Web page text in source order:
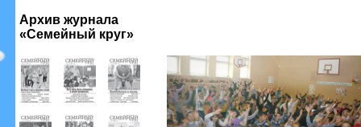
Архив журнала
«Семейный круг»